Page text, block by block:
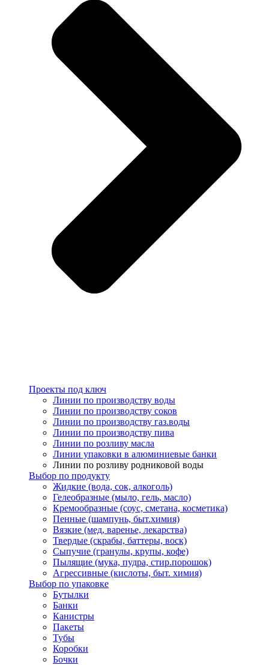
Проекты под ключ
Линии по производству воды
Линии по производству соков
Линии по производству газ.воды
Линии по производству пива
Линии по розливу масла
Линии упаковки в алюминиевые банки
Линии по розливу родниковой воды
Выбор по продукту
Жидкие (вода, сок, алкоголь)
Гелеобразные (мыло, гель, масло)
Кремообразные (соус, сметана, косметика)
Пенные (шампунь, быт.химия)
Вязкие (мед, варенье, лекарства)
Твердые (скрабы, баттеры, воск)
Сыпучие (гранулы, крупы, кофе)
Пылящие (мука, пудра, стир.порошок)
Агрессивные (кислоты, быт. химия)
Выбор по упаковке
Бутылки
Банки
Канистры
Пакеты
Тубы
Коробки
Бочки